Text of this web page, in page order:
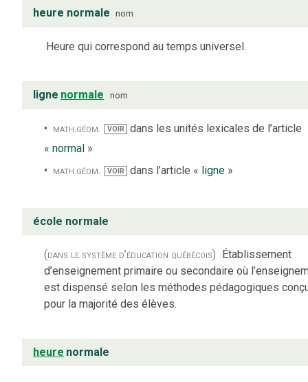
heure normale nom
Heure qui correspond au temps universel.
ligne normale nom
math.géom. VOIR dans les unités lexicales de l’article
« normal »
math. géom. VOIR dans l’article « ligne»
école normale
(dans le système d’éducation québécois) Établissement
d’enseignement primaire ou secondaire où
est dispensé selon les méthodes pédagogiques
pour la majorité des élèves.
heure normale